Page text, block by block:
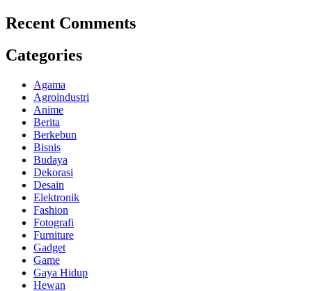
Recent Comments
Categories
Agama
Agroindustri
Anime
Berita
Berkebun
Bisnis
Budaya
Dekorasi
Desain
Elektronik
Fashion
Fotografi
Furniture
Gadget
Game
Gaya Hidup
Hewan